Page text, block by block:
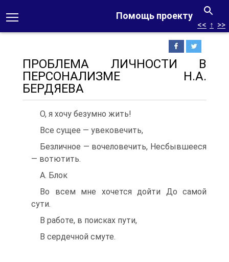
Помощь проекту
<< ↑ >>
ПРОБЛЕМА ЛИЧНОСТИ В
ПЕРСОНАЛИЗМЕ Н.А.
БЕРДЯЕВА
О, я хочу безумно жить!
Все сущее — увековечить,
Безличное — вочеловечить, Несбывшееся
— вотютить.
А. Блок
Во всем мне хочется дойти До самой
сути.
В работе, в поисках пути,
В сердечной смуте.